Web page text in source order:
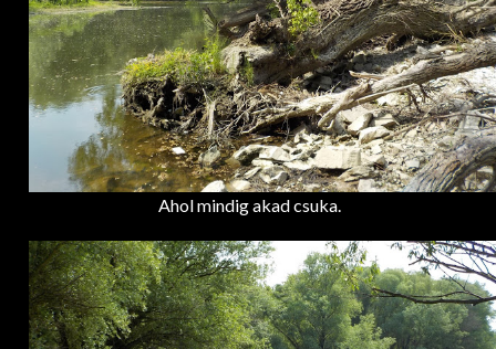
Ahol mindig akad csuka.